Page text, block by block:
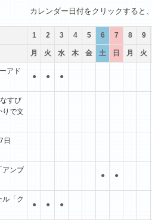
カレンダー日付をクリックすると
1 2 3 4 5 6 7 8 9
月 火 水 木 金 土 日 月 火
アド
● ● ●
すび
りで文
日
アンブ
● ●
「ク
● ● ●